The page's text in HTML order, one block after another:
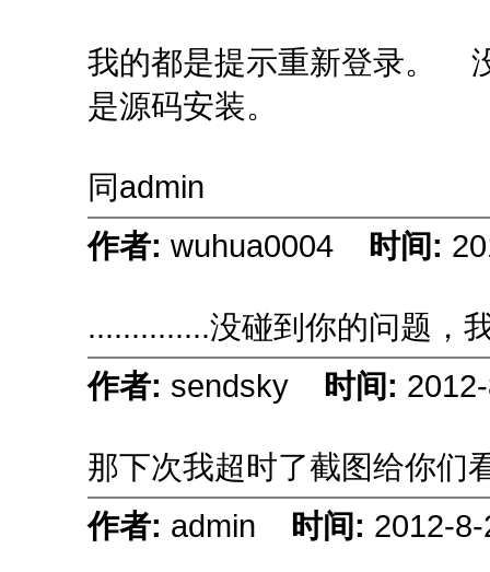
我的都是提示重新登录。
是源码安装。
同admin
作者: wuhua0004 时间:
..............没碰到你的问题，
作者: sendsky 时间:
那下次我超时了截图给你们
作者: admin 时间: 2012-